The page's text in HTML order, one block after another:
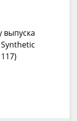
выпуска